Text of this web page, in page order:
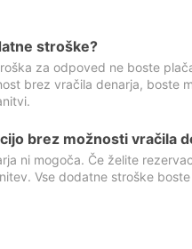
stroške?
za odpoved ne boste
brez vračila denarja, boste
brez možnosti vračila
ni mogoča. Če želite
Vse dodatne stroške